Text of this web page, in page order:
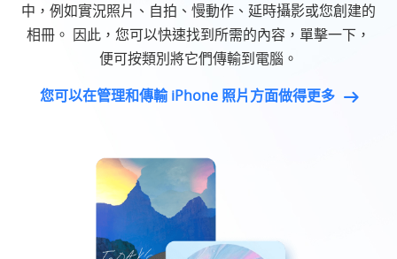
中，例如實況照片、自拍、慢動作、延時攝影或您創建的
相冊。 因此，您可以快速找到所需的內容，單擊一下，
便可按類別將它們傳輸到電腦。
您可以在管理和傳輸 iPhone 照片方面做得更多